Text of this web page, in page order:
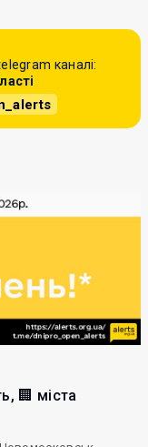
каналі:
🏢 міста